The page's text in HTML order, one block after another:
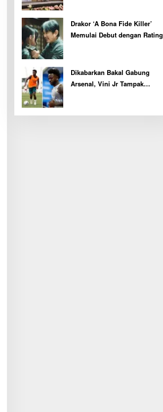
Drakor ‘A Bona Fide Killer’
Memulai Debut dengan Rating
Dikabarkan Bakal Gabung
Arsenal, Vini Jr Tampak